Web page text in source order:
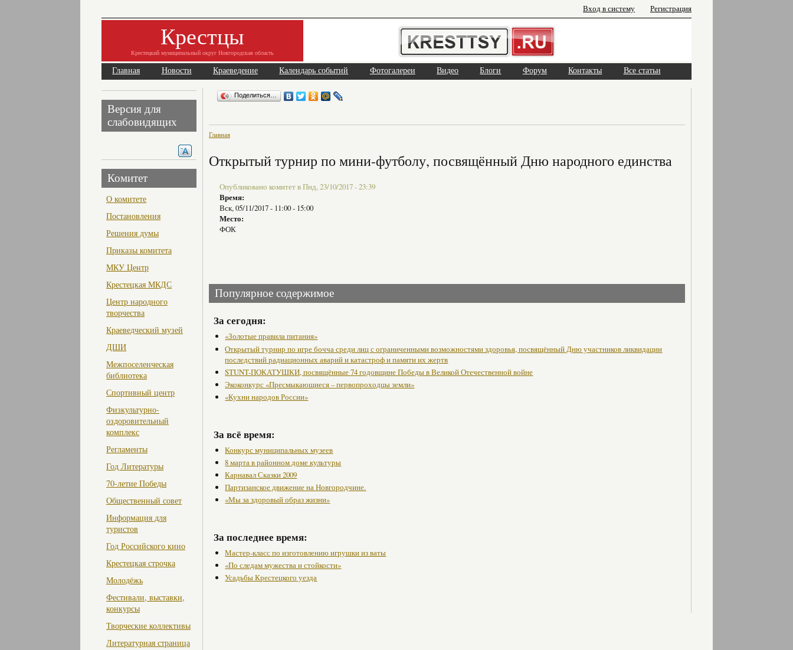
Вход в систему Регистрация
Крестцы
Крестецкий муниципальный округ Новгородская область
Главная Новости Краеведение Календарь событий Фотогалереи Видео Блоги Форум Контакты Все статьи
Версия для
слабовидящих
Комитет
О комитете
Постановления
Решения думы
Приказы комитета
МКУ Центр
Крестецкая МКДС
Центр народного
творчества
Краеведческий музей
ДШИ
Межпоселенческая
библиотека
Спортивный центр
Физкультурно-
оздоровительный
комплекс
Регламенты
Год Литературы
70-летие Победы
Общественный совет
Информация для
туристов
Год Российского кино
Крестецкая строчка
Молодёжь
Фестивали, выставки,
конкурсы
Творческие коллективы
Литературная страница
Поделиться…
Главная
Открытый турнир по мини-футболу, посвящённый Дню народного единства
Опубликовано комитет в Пнд, 23/10/2017 - 23:39
Время:
Вск, 05/11/2017 - 11:00- 15:00
Место:
ФОК
Популярное содержимое
За сегодня:
«Золотые правила питания»
Открытый турнир по игре бочча среди лиц с ограниченными возможностями здоровья, посвящённый Дню участников ликвидации
последствий радиационных аварий и катастроф и памяти их жертв
STUNT-ПОКАТУШКИ, посвящённые 74 годовщине Победы в Великой Отечественной войне
Экоконкурс «Пресмыкающиеся – первопроходцы земли»
«Кухни народов России»
За всё время:
Конкурс муниципальных музеев
8 марта в районном доме культуры
Карнавал Сказки 2009
Партизанское движение на Новгородчине.
«Мы за здоровый образ жизни»
За последнее время:
Мастер-класс по изготовлению игрушки из ваты
«По следам мужества и стойкости»
Усадьбы Крестецкого уезда